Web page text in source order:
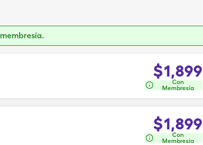
$1,899
Con
Membresía
$1,899
Con
Membresía